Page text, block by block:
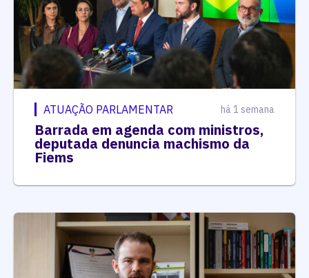
ATUAÇÃO PARLAMENTAR há 1 semana
Barrada em agenda com ministros,
deputada denuncia machismo da
Fiems